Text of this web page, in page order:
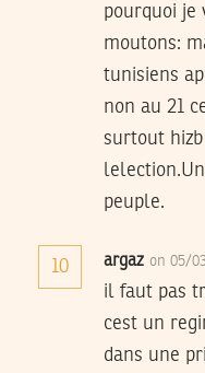
pourquoi je
moutons:
tunisiens
non au 21
surtout
peuple.
10 argaz on 05/
il faut pas
cest un
dans une